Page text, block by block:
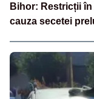
Bihor: Restricții
cauza secetei